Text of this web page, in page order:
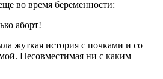
во время беременности:
аборт!
жуткая история с почками и со
Несовместимая ни с каким